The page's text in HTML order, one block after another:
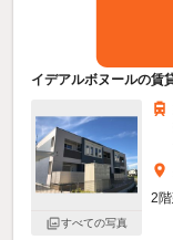
イデアルボヌールの賃
すべての写真
2